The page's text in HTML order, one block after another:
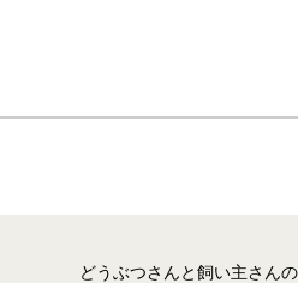
どうぶつさんと飼い主さん